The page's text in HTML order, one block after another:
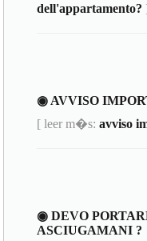
dell'appartamento?
◉ AVVISO
[ leer m�s:avviso
◉ DEVO
ASCIUGAMANI ?